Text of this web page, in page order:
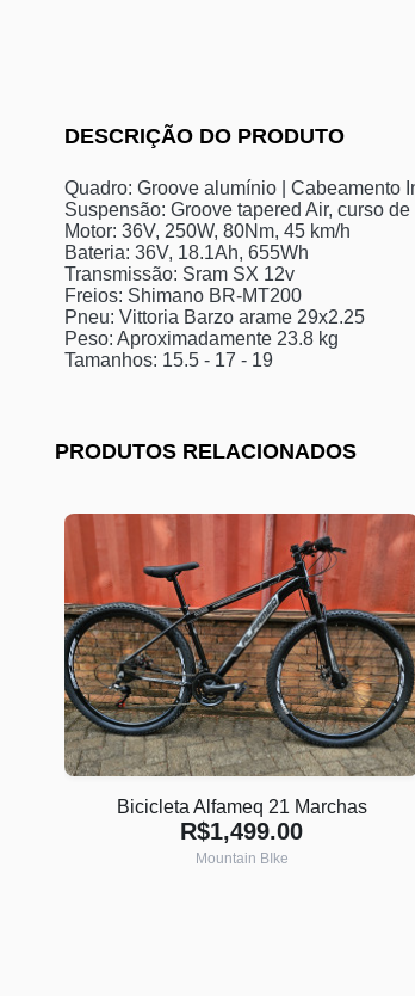
DESCRIÇÃO DO PRODUTO
Quadro: Groove alumínio | Cabeamento
Suspensão: Groove tapered Air, curso
Motor: 36V, 250W, 80Nm, 45 km/h
Bateria: 36V, 18.1Ah, 655Wh
Transmissão: Sram SX 12v
Freios: Shimano BR-MT200
Pneu: Vittoria Barzo arame 29x2.25
Peso: Aproximadamente 23.8 kg
Tamanhos: 15.5 - 17 - 19
PRODUTOS RELACIONADOS
Bicicleta Alfameq 21 Marchas
R$1,499.00
Mountain BIke